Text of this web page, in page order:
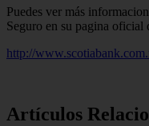
Puedes ver más
Seguro en su pagina
http://
Artículos